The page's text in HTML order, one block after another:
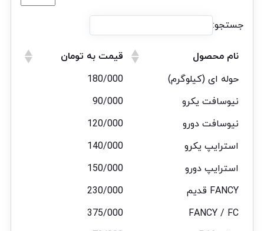
جستجو:
نام محصول
قیمت به تومان
حوله ای (کیلوگرم)
180/000
نیوسافت یکرو
90/000
نیوسافت دورو
120/000
استرایپ یکرو
140/000
استرایپ دورو
150/000
FANCY قدیم
230/000
FANCY / FC
375/000